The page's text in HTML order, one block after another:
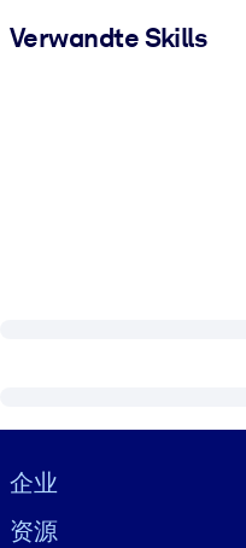
Verwandte Skills
Visually hidden Text
企业
资源